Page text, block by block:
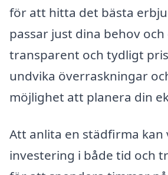
för att hitta det bästa
passar just dina behov
transparent och tydligt
undvika överraskningar
möjlighet att planera din
Att anlita en städfirma kan
investering i både tid och